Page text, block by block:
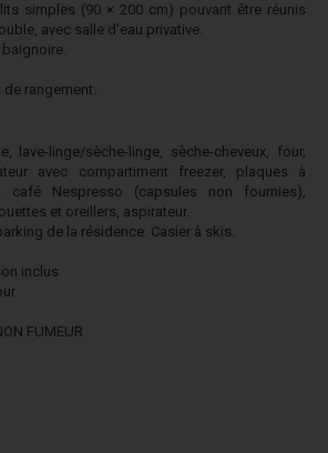
simples (90 × 200 cm) pouvant être réunis
avec salle d'eau privative.
rangement.
lave-linge/sèche-linge, sèche-cheveux, four,
avec compartiment freezer, plaques à
café Nespresso (capsules non fournies),
et oreillers, aspirateur.
de la résidence. Casier à skis.
inclus
FUMEUR